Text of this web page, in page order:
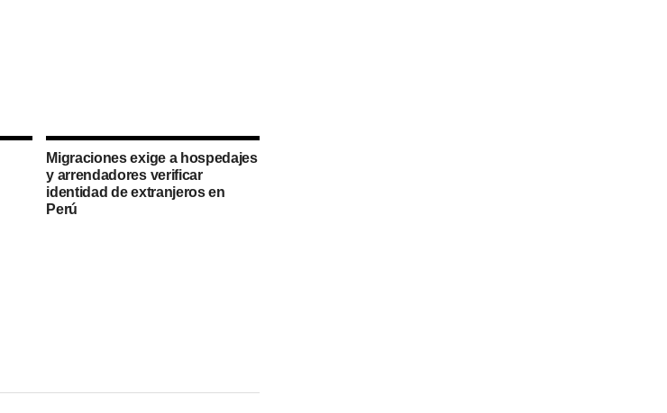
Migraciones exige a hospedajes
y arrendadores verificar
identidad de extranjeros en
Perú